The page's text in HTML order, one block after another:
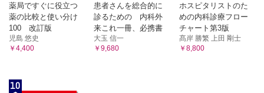
薬局ですぐに役立つ
薬の比較と使い分け
100 改訂版
児島 悠史
￥4,400
患者さんを総合的に
診るための 内科外
来これ一冊、必携書
大玉 信一
￥9,680
ホスピタリストのた
めの内科診療フロー
チャート第3版
髙岸 勝繁 上田 剛士
￥8,800
10